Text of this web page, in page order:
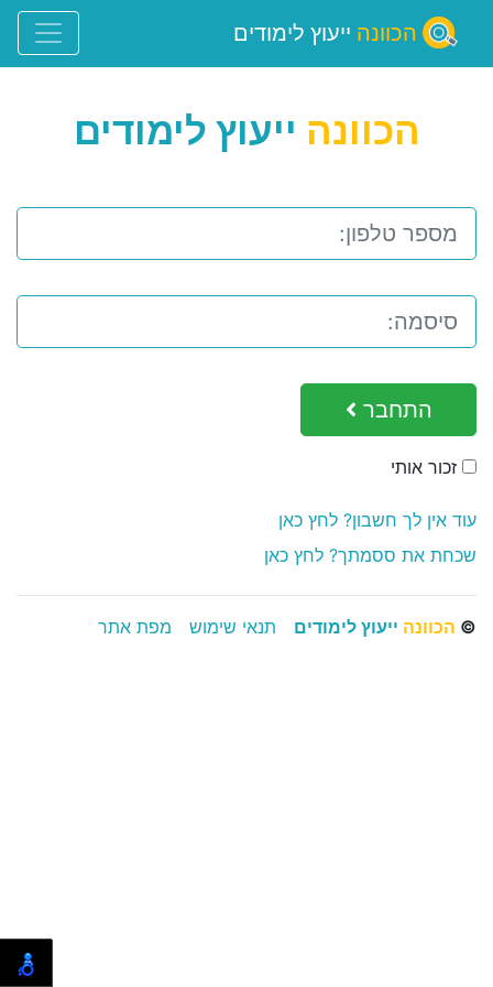
הכוונה ייעוץ לימודים
הכוונה ייעוץ לימודים
התחבר
זכור אותי
עוד אין לך חשבון? לחץ כאן
שכחת את ססמתך? לחץ כאן
© הכוונה ייעוץ לימודים תנאי שימוש מפת אתר